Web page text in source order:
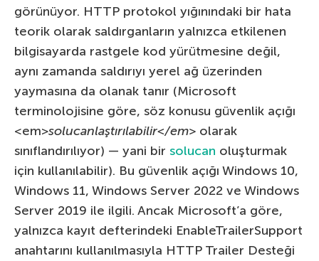
görünüyor. HTTP protokol yığınındaki bir hata
teorik olarak saldırganların yalnızca etkilenen
bilgisayarda rastgele kod yürütmesine değil,
aynı zamanda saldırıyı yerel ağ üzerinden
yaymasına da olanak tanır (Microsoft
terminolojisine göre, söz konusu güvenlik açığı
<em>solucanlaştırılabilir</em> olarak
sınıflandırılıyor) — yani bir solucan oluşturmak
için kullanılabilir). Bu güvenlik açığı Windows 10,
Windows 11, Windows Server 2022 ve Windows
Server 2019 ile ilgili. Ancak Microsoft’a göre,
yalnızca kayıt defterindeki EnableTrailerSupport
anahtarını kullanılmasıyla HTTP Trailer Desteği